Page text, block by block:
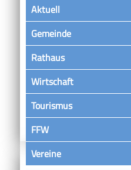
Aktuell
Gemeinde
Rathaus
Wirtschaft
Tourismus
FFW
VereineSatzungen